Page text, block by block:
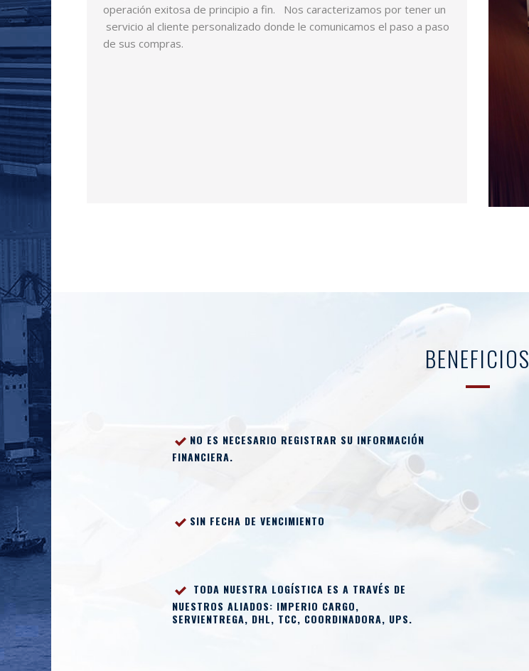
operación exitosa de principio a fin. Nos caracterizamos por tener un
servicio al cliente personalizado donde le comunicamos el paso a paso
de sus compras.
BENEFICIOS
NO ES NECESARIO REGISTRAR SU INFORMACIÓN
FINANCIERA.
SIN FECHA DE VENCIMIENTO
TODA NUESTRA LOGÍSTICA ES A TRAVÉS DE
NUESTROS ALIADOS: IMPERIO CARGO,
SERVIENTREGA, DHL, TCC, COORDINADORA, UPS.